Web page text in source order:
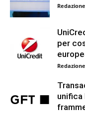
per
unifica